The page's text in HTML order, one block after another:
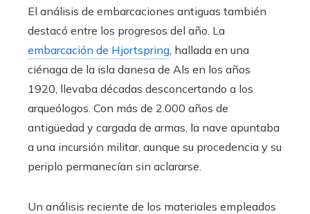
El análisis de embarcaciones antiguas también
destacó entre los progresos del año. La
embarcación de Hjortspring , hallada en una
ciénaga de la isla danesa de Als en los años
1920, llevaba décadas desconcertando a los
arqueólogos. Con más de 2.000 años de
antigüedad y cargada de armas, la nave apuntaba
a una incursión militar, aunque su procedencia y su
periplo permanecían sin aclararse.
Un análisis reciente de los materiales empleados